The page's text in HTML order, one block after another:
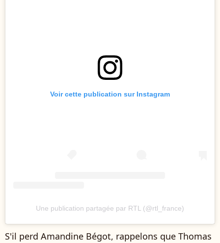
Voir cette publication sur Instagram
Une publication partagée par RTL (@rtl_france)
S'il perd Amandine Bégot, rappelons que Thomas